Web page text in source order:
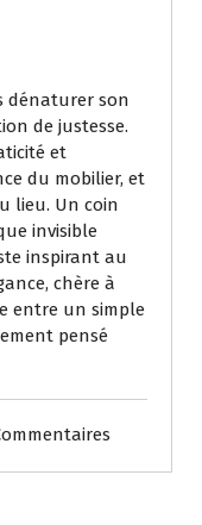
dénaturer son
de justesse.
et
du mobilier, et
lieu. Un coin
invisible
inspirant au
chère à
entre un simple
pensé